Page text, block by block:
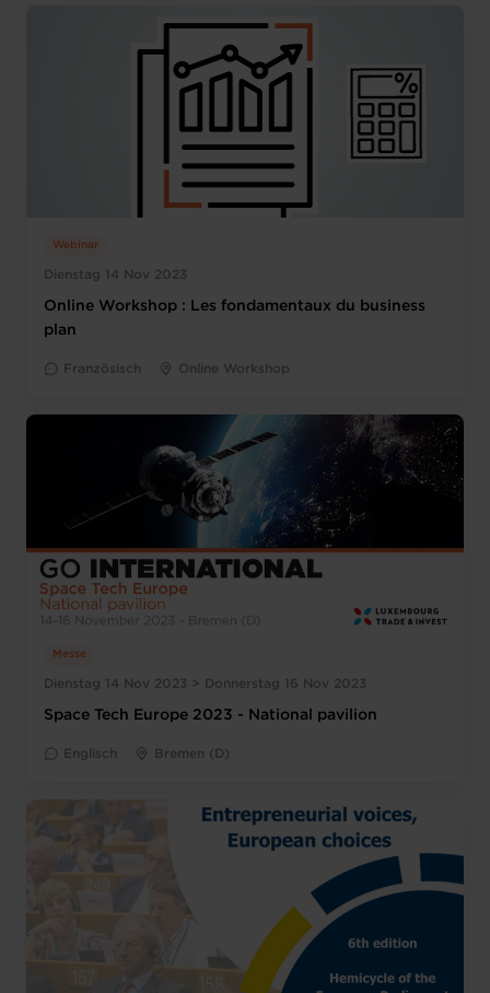
Dienstag 14 Nov 2023
Webinar
Online Workshop : Les fondamentaux du business
plan
Französisch Online Workshop
Dienstag 14 Nov 2023 > Donnerstag 16 Nov 2023
Messe
Space Tech Europe 2023 - National pavilion
Englisch Bremen (D)